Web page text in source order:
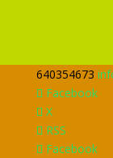
640354673
Facebook
X
RSS
Facebook